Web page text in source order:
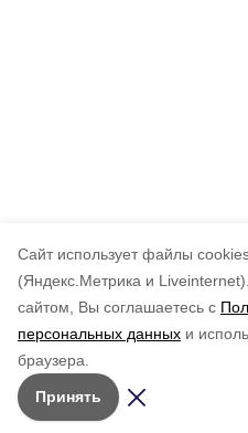
Cайт использует файлы
(Яндекс.Метрика и Liveinternet).
сайтом, Вы соглашаетесь с
персональных данных и
браузера.
Принять